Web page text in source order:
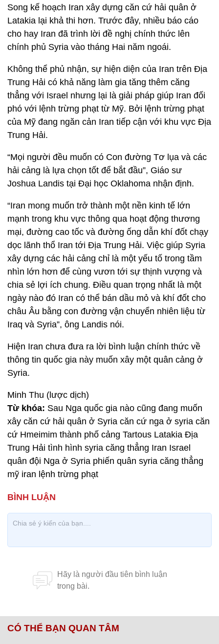
Song kế hoạch Iran xây dựng căn cứ hải quân ở
Latakia lại khả thi hơn. Trước đây, nhiều báo cáo
cho hay Iran đã trình lời đề nghị chính thức lên
chính phủ Syria vào tháng Hai năm ngoái.
Không thể phủ nhận, sự hiện diện của Iran trên Địa
Trung Hải có khả năng làm gia tăng thêm căng
thẳng với Israel nhưng lại là giải pháp giúp Iran đối
phó với lệnh trừng phạt từ Mỹ. Bởi lệnh trừng phạt
của Mỹ đang ngăn cản Iran tiếp cận với khu vực Địa
Trung Hải.
“Mọi người đều muốn có Con đường Tơ lụa và các
hải cảng là lựa chọn tốt để bắt đầu”, Giáo sư
Joshua Landis tại Đại học Oklahoma nhận định.
“Iran mong muốn trở thành một nền kinh tế lớn
mạnh trong khu vực thông qua hoạt động thương
mại, đường cao tốc và đường ống dẫn khí đốt chạy
dọc lãnh thổ Iran tới Địa Trung Hải. Việc giúp Syria
xây dựng các hải cảng chỉ là một yếu tố trong tầm
nhìn lớn hơn để cùng vươn tới sự thịnh vượng và
chia sẻ lợi ích chung. Điều quan trọng nhất là một
ngày nào đó Iran có thể bán dầu mỏ và khí đốt cho
châu Âu bằng con đường vận chuyển nhiên liệu từ
Iraq và Syria”, ông Landis nói.
Hiện Iran chưa đưa ra lời bình luận chính thức về
thông tin quốc gia này muốn xây một quân cảng ở
Syria.
Minh Thu (lược dịch)
Từ khóa: Sau Nga quốc gia nào cũng đang muốn
xây căn cứ hải quân ở Syria căn cứ nga ở syria căn
cứ Hmeimim thành phố cảng Tartous Latakia Địa
Trung Hải tình hình syria căng thẳng Iran Israel
quân đội Nga ở Syria phiến quân syria căng thẳng
mỹ iran lệnh trừng phạt
CÓ THỂ BẠN QUAN TÂM